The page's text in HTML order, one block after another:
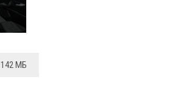
142 МБ